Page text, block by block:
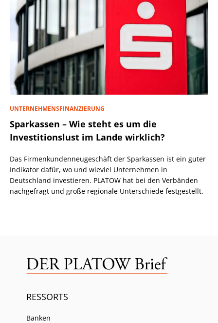
UNTERNEHMENSFINANZIERUNG
Sparkassen – Wie steht es um die
Investitionslust im Lande wirklich?
Das Firmenkundenneugeschäft der Sparkassen ist ein guter
Indikator dafür, wo und wieviel Unternehmen in
Deutschland investieren. PLATOW hat bei den Verbänden
nachgefragt und große regionale Unterschiede festgestellt.
RESSORTS
Banken